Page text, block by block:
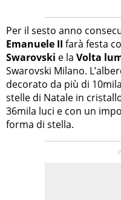
Per il sesto anno
Emanuele II farà festa
Swarovski e la Volta
Swarovski Milano.
decorato da più di
stelle di Natale in
36mila luci e con un
forma di stella.